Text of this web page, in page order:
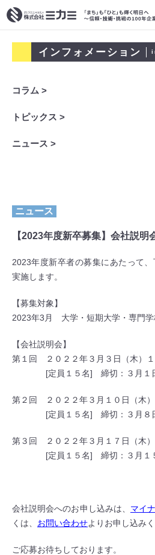
インフォメーション
コラム >
トピックス >
ニュース >
ニュース
【2023年度新卒募集】会社説明
2023年度新卒者の募集にあたって
実施します。
【募集対象】
2023年3月 大学・短期大学・専門学
【会社説明会】
第１回 ２０２２年３月３日（木）
[定員１５名] 締切：３月１日
第２回 ２０２２年３月１０日（木
[定員１５名] 締切：３月８日
第３回 ２０２２年３月１７日（木
[定員１５名] 締切：３月１５
会社説明会へのお申し込みは、 マイ
くは、 お問い合わせよりお申し込み
ご応募お待ちしております。